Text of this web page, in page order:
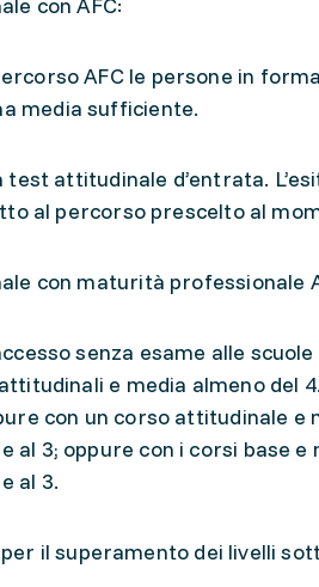
AFC le persone in
media sufficiente.
attitudinale d’entrata.
al percorso prescelto al
con maturità professionale
senza esame alle
e media almeno del
con un corso attitudinale e
3; oppure con i corsi base e
al 3.
il superamento dei livelli